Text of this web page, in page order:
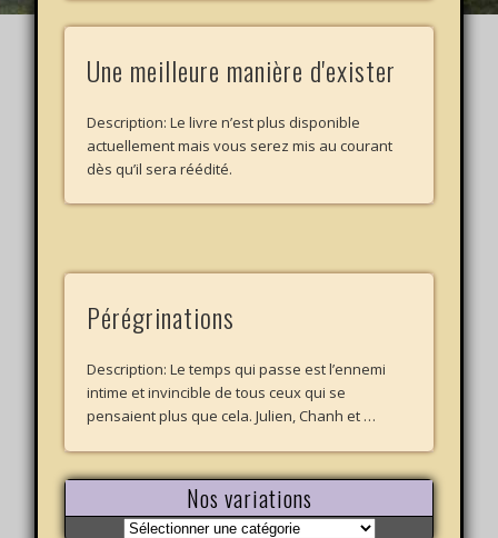
Une meilleure manière d'exister
Description: Le livre n’est plus disponible
actuellement mais vous serez mis au courant
dès qu’il sera réédité.
Pérégrinations
Description: Le temps qui passe est l’ennemi
intime et invincible de tous ceux qui se
pensaient plus que cela. Julien, Chanh et …
Nos variations
Nos